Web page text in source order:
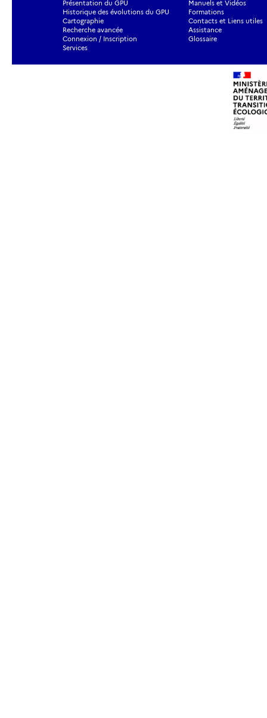
Présentation du GPU
Historique des évolutions du GPU
Cartographie
Recherche avancée
Connexion / Inscription
Services
Manuels et Vidéos
Formations
Contacts et Liens utiles
Assistance
Glossaire